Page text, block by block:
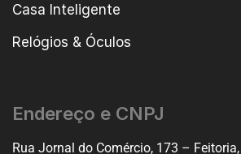
Casa Inteligente
Relógios & Óculos
Endereço e CNPJ
Rua Jornal do Comércio, 173 –